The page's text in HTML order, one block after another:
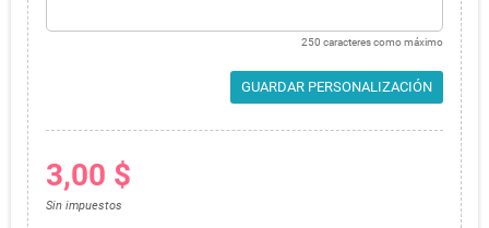
250 caracteres como máximo
GUARDAR PERSONALIZACIÓN
3,00 $
Sin impuestos